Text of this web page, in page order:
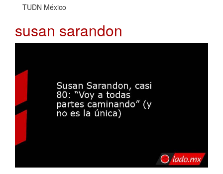
TUDN México
susan sarandon